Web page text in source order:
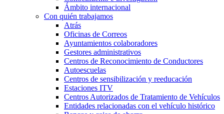
Ámbito internacional
Con quién trabajamos
Atrás
Oficinas de Correos
Ayuntamientos colaboradores
Gestores administrativos
Centros de Reconocimiento de Conductores
Autoescuelas
Centros de sensibilización y reeducación
Estaciones ITV
Centros Autorizados de Tratamiento de Vehículos
Entidades relacionadas con el vehículo histórico